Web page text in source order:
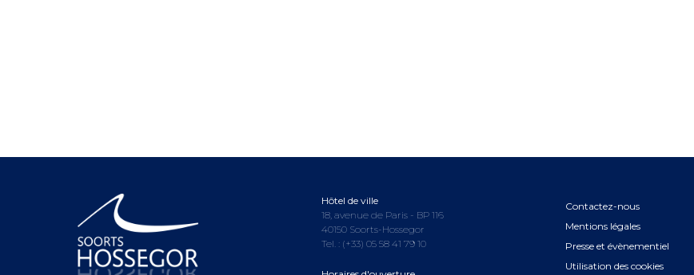
Hôtel de ville
18, avenue de Paris - BP 116
40150 Soorts-Hossegor
Tel. : (+33) 05 58 41 79 10
Contactez-nous
Mentions légales
Presse et évènementiel
Utilisation des cookies